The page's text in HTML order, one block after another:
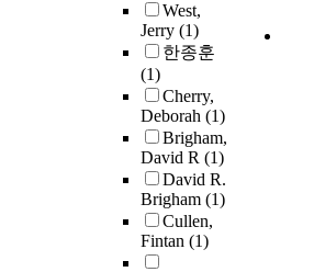
West,
Jerry (1)
한종훈
(1)
Cherry,
Deborah (1)
Brigham,
David R (1)
David R.
Brigham (1)
Cullen,
Fintan (1)